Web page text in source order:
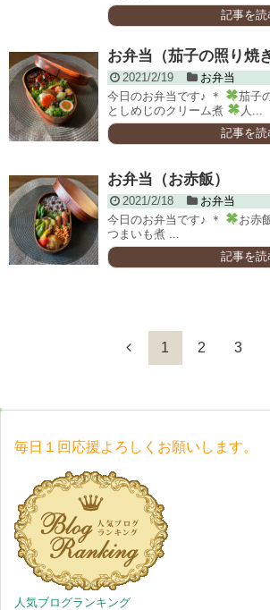
記事を読
お弁当（茄子の照り焼
2021/2/19
お弁当
今日のお弁当です♪ ＊
茄子
としめじのクリーム煮
人...
記事を読
お弁当（お赤飯）
2021/2/18
お弁当
今日のお弁当です♪ ＊
お赤
つまいも煮 ...
記事を読
1 2 3
毎日１回応援よろしくお願いします。
人気ブログランキング